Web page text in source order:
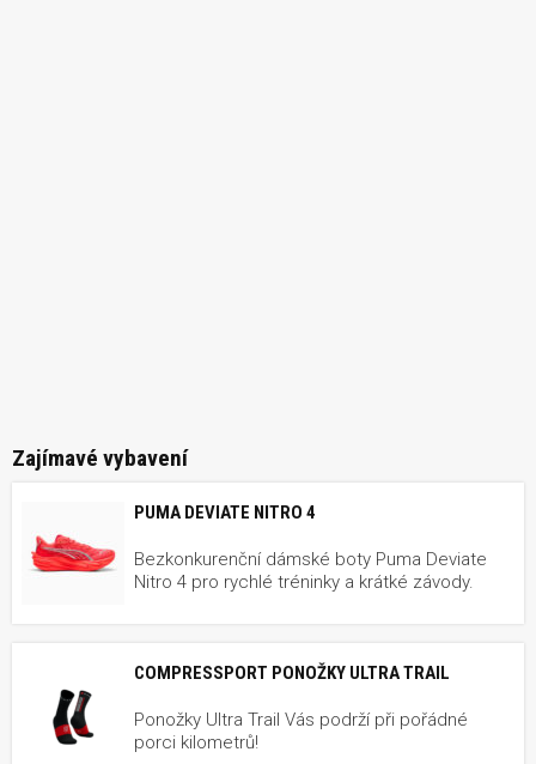
Zajímavé vybavení
PUMA DEVIATE NITRO 4
Bezkonkurenční dámské boty Puma Deviate
Nitro 4 pro rychlé tréninky a krátké závody.
COMPRESSPORT PONOŽKY ULTRA TRAIL
Ponožky Ultra Trail Vás podrží při pořádné
porci kilometrů!